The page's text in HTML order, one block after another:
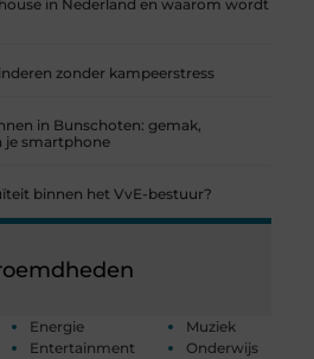
in Nederland en waarom wordt
zonder kampeerstress
in Bunschoten: gemak,
je smartphone
binnen het VvE-bestuur?
Energie
Entertainment
Muziek
Onderwijs